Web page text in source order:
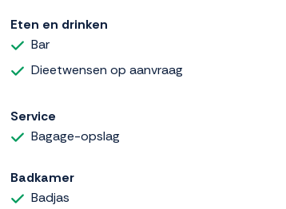
Eten en drinken
Bar
Dieetwensen op aanvraag
Service
Bagage-opslag
Badkamer
Badjas